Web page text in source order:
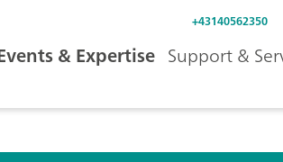
+43140562350
& Expertise Support &